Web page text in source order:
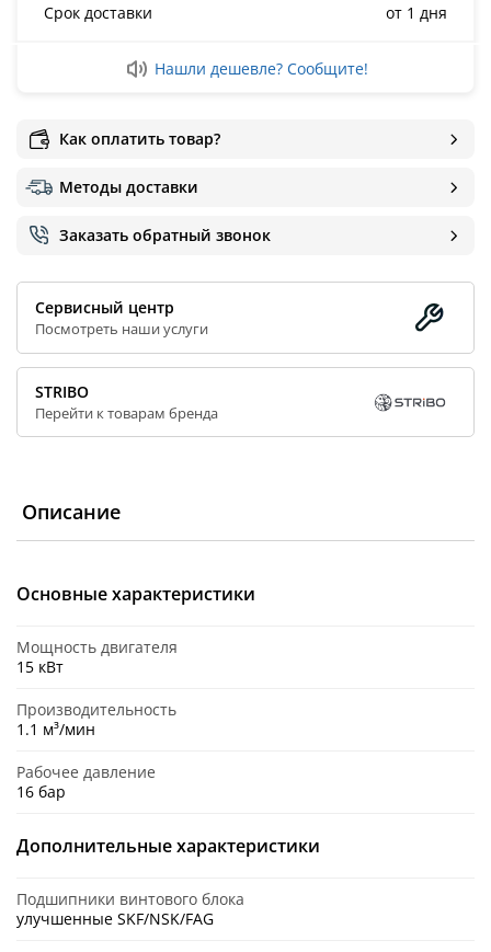
Срок доставки
от 1 дня
Нашли дешевле? Сообщите!
Как оплатить товар?
Методы доставки
Заказать обратный звонок
Сервисный центр
Посмотреть наши услуги
STRIBO
Перейти к товарам бренда
Описание
Основные характеристики
Мощность двигателя
15 кВт
Производительность
1.1 м³/мин
Рабочее давление
16 бар
Дополнительные характеристики
Подшипники винтового блока
улучшенные SKF/NSK/FAG